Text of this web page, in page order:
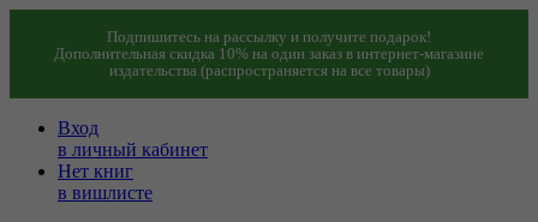
Подпишитесь на рассылку и получите подарок!
Дополнительная скидка 10% на один заказ в интернет-магазине
издательства (распространяется на все товары)
Вход
в личный кабинет
Нет книг
в вишлисте